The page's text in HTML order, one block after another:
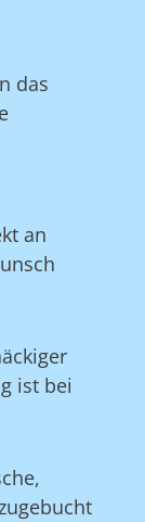
das
an
ist bei